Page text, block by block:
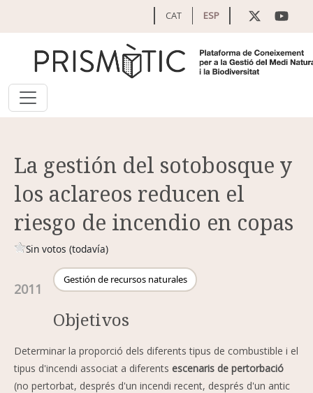
CAT ESP
La gestión del sotobosque y
los aclareos reducen el
riesgo de incendio en copas
Sin votos (todavía)
2011
Gestión de recursos naturales
Objetivos
Determinar la proporció dels diferents tipus de combustible i el
tipus d'incendi associat a diferents escenaris de pertorbació
(no pertorbat, després d'un incendi recent, després d'un antic